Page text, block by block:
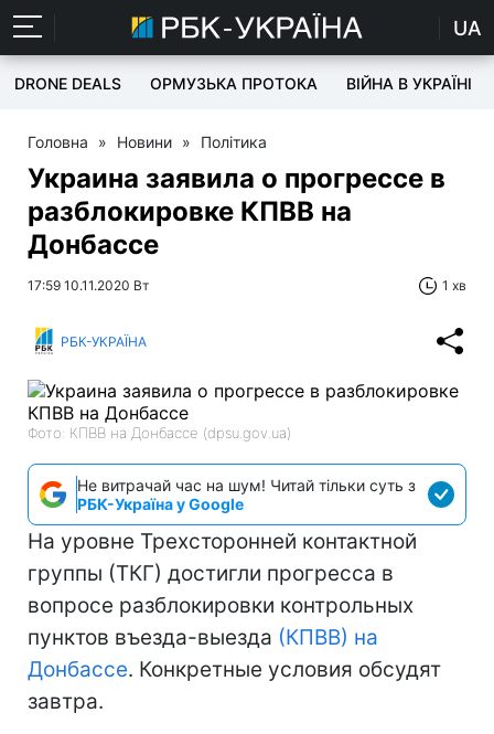
UA
DRONE DEALS ОРМУЗЬКА ПРОТОКА ВІЙНА В УКРАЇНІ
Головна » Новини » Політика
Украина заявила о прогрессе в
разблокировке КПВВ на
Донбассе
17:59 10.11.2020 Вт 1 хв
РБК-УКРАЇНА
Фото: КПВВ на Донбассе (dpsu.gov.ua)
Не витрачай час на шум! Читай тільки суть з
РБК-Україна у Google
На уровне Трехсторонней контактной
группы (ТКГ) достигли прогресса в
вопросе разблокировки контрольных
пунктов въезда-выезда (КПВВ) на
Донбассе. Конкретные условия обсудят
завтра.